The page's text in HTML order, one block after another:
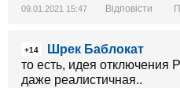
09.01.2021 15:47 Відповісти
+14
Шрек Баблокат
то есть, идея
даже реалистичная..